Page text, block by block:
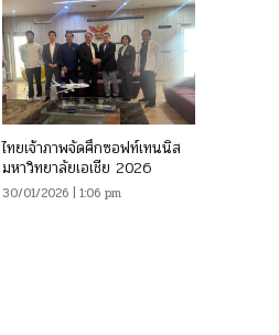
ไทยเจ้าภาพจัดศึกซอฟท์เทนนิส
มหาวิทยาลัยเอเชีย 2026
30/01/2026 | 1:06 pm